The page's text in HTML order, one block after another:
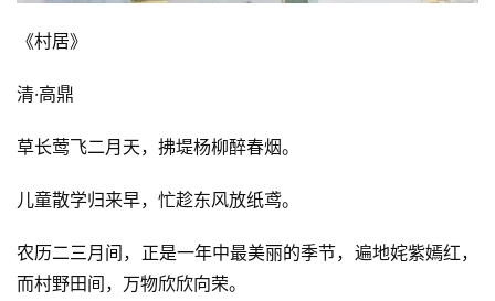
《村居》
清·高鼎
草长莺飞二月天，拂堤杨柳醉春烟。
儿童散学归来早，忙趁东风放纸鸢。
农历二三月间，正是一年中最美丽的季节，遍地姹紫嫣红，
而村野田间，万物欣欣向荣。